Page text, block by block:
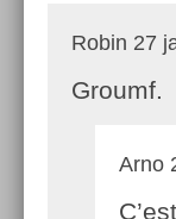
Robin 27
Groumf.
Arno